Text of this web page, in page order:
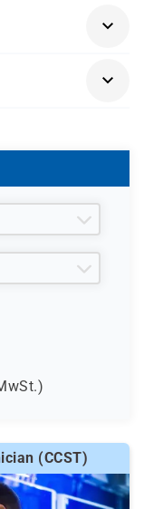
von Python-
Netzwerke
(CCST)